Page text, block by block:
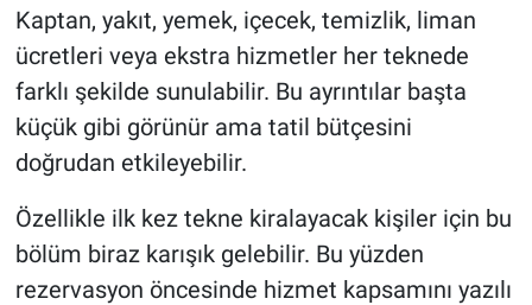
Kaptan, yakıt, yemek, içecek, temizlik, liman
ücretleri veya ekstra hizmetler her teknede
farklı şekilde sunulabilir. Bu ayrıntılar başta
küçük gibi görünür ama tatil bütçesini
doğrudan etkileyebilir.
Özellikle ilk kez tekne kiralayacak kişiler için bu
bölüm biraz karışık gelebilir. Bu yüzden
rezervasyon öncesinde hizmet kapsamını yazılı